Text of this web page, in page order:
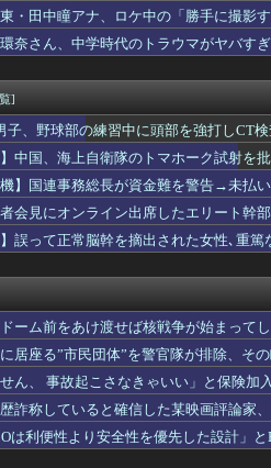
パック開けると薄いフィルム入ってる
した！！ちゃんとMTだよ」
新8巻まですべて「50％ポイント還元」
断」 官房長官
最大65%オフサマーセール｣や｢最大50%
大型の謎ミサイル…ステルス性と射程
性接待疑惑…大韓サッカー協会が声明
は68% AI利用調査
、千葉や神奈川でも揺れ…お前ら気付い
長が資金難を警告→未払い額を見た世
日本の復興は…中国の温情のおかげだ
、水島努、綾辻行人らクリエイターが
に上半期の輸出額が「台湾と韓国」に
涙を流す
自爆ドローン接近→職員が蹴り落とす→
軍装を禁止へ
水準の引き上げ 1万5千円増に 中堅層
適切に判断」 官房長官
のSNSが求刑に影響か 懲役7年求刑の裏
ュード4.7) [8/8]
風一発で粉々に 鉄筋ゼロ 当局「接着
東・田中瞳アナ、ロケ中の「勝手に撮影
環奈さん、中学時代のトラウマがヤバすぎ
]
子、野球部の練習中に頭部を強打し
】中国、海上自衛隊のトマホーク試射を
機】国連事務総長が資金難を警告→未払
者会見にオンライン出席したエリート
】誤って正常脳幹を摘出された女性､重
ドーム前をあけ渡せば核戦争が始まっ
居座る”市民団体”を警官隊が排除、
せん、 事故起こさなきゃいい」と保険
詐称していると確信した某映画評論家
は利便性より安全性を優先した設計」